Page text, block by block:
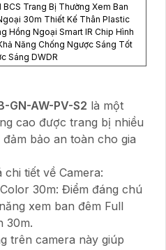
BCS Trang Bị Thường Xem Ban
30m Thiết Kế Thân Plastic
Hồng Ngoại Smart IR Chip Hình
Năng Chống Ngược Sáng Tốt
Sáng DWDR
GN-AW-PV-S2 là một
cao được trang bị nhiều
bảo an toàn cho gia
tiết về Camera:
30m: Điểm đáng chú
xem ban đêm Full
30m.
trên camera này giúp